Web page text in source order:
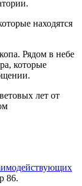
находятся
Рядом в небе
которые
лет от
86.